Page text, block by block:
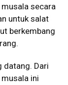
secara
untuk salat
berkembang
datang. Dari
ini